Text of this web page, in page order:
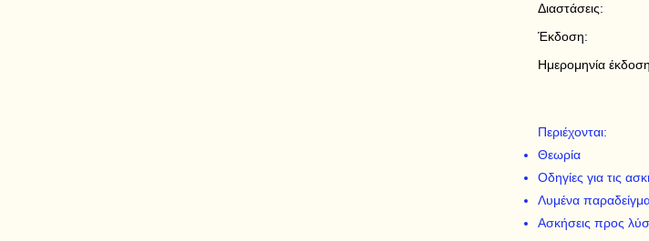
Διαστάσεις:
Έκδοση:
Ημερομηνία
Περιέχονται:
Θεωρία
Οδηγίες για τις
Λυμένα
Ασκήσεις προς